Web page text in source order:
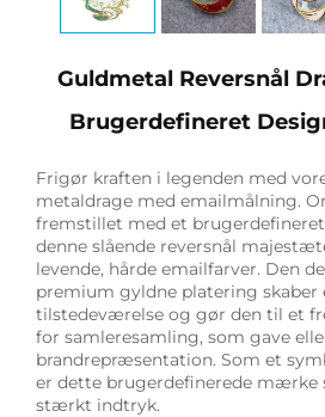
Guldmetal Reversnål
Brugerdefineret
Frigør kraften i legenden med
metaldrage med emailmålning.
fremstillet med et
denne slående reversnål
levende, hårde emailfarver. Den
premium gyldne platering skaber
tilstedeværelse og gør den til et
for samleresamling, som gave
brandrepræsentation. Som et
er dette brugerdefinerede mærke
stærkt indtryk.